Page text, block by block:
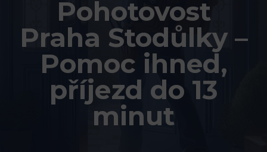
Pohotovost
Praha Stodůlky –
Pomoc ihned,
příjezd do 13
minut